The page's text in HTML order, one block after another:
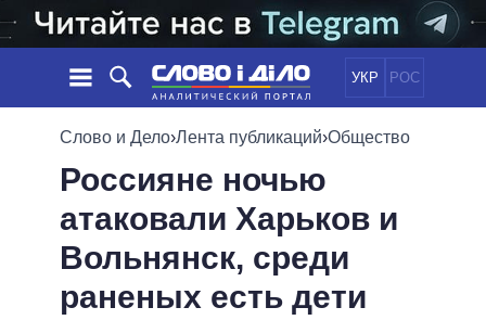
УКР РОС
НОВОСТИ
ЛЕНТА
СОБЫТИЯ
СТАТЬИ
ОБЗОРЫ
ПОЛИТИКА
ЭКОНОМИКА
ОБЩЕСТВО
МИР
ОБЕЩАНИЯ
ПОЛИТИКИ
ПРЕЗИДЕНТ И ОФИС
ИНФОГРАФИКА
Слово и Дело›Лента публикаций›Общество
Россияне ночью
атаковали Харьков и
Вольнянск, среди
раненых есть дети